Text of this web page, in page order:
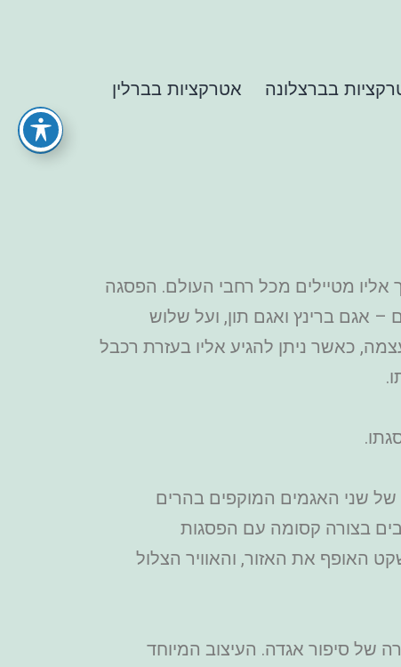
בברצלונה אטרקציות בברלין
אליו מטיילים מכל רחבי העולם. הפסגה
תכולים – אגם ברינץ ואגם תון, ועל שלוש
כאשר ניתן להגיע אליו בעזרת רכבל
שני האגמים המוקפים בהרים
בצורה קסומה עם הפסגות
האופף את האזור, והאוויר הצלול
של סיפור אגדה. העיצוב המיוחד